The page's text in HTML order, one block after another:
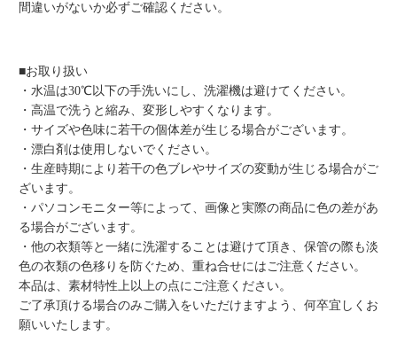
間違いがないか必ずご確認ください。
■お取り扱い
・水温は30℃以下の手洗いにし、洗濯機は避けてください。
・高温で洗うと縮み、変形しやすくなります。
・サイズや色味に若干の個体差が生じる場合がございます。
・漂白剤は使用しないでください。
・生産時期により若干の色ブレやサイズの変動が生じる場合がご
ざいます。
・パソコンモニター等によって、画像と実際の商品に色の差があ
る場合がございます。
・他の衣類等と一緒に洗濯することは避けて頂き、保管の際も淡
色の衣類の色移りを防ぐため、重ね合せにはご注意ください。
本品は、素材特性上以上の点にご注意ください。
ご了承頂ける場合のみご購入をいただけますよう、何卒宜しくお
願いいたします。